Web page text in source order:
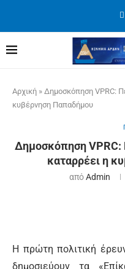
Αρχική » Δημοσκόπηση VPRC:
κυβέρνηση Παπαδήμου
Δημοσκόπηση
καταρρέει η
απόAdmin
Η πρώτη πολιτική
δημοσιεύουν τα